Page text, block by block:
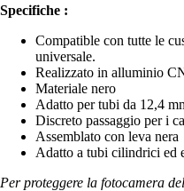
Specifiche :
Compatible con tutte le
universale.
Realizzato in alluminio
Materiale nero
Adatto per tubi da 12,4
Discreto passaggio per i
Assemblato con leva nera
Adatto a tubi cilindrici ed
Per proteggere la fotocamera